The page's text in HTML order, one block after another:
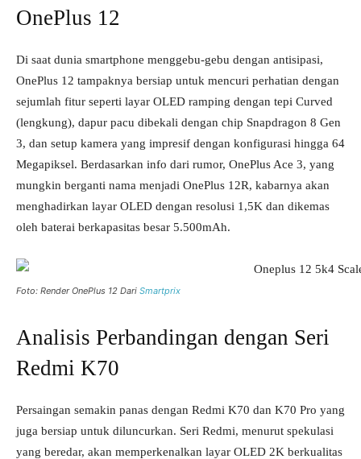
OnePlus 12
Di saat dunia smartphone menggebu-gebu dengan antisipasi,
OnePlus 12 tampaknya bersiap untuk mencuri perhatian dengan
sejumlah fitur seperti layar OLED ramping dengan tepi Curved
(lengkung), dapur pacu dibekali dengan chip Snapdragon 8 Gen
3, dan setup kamera yang impresif dengan konfigurasi hingga 64
Megapiksel. Berdasarkan info dari rumor, OnePlus Ace 3, yang
mungkin berganti nama menjadi OnePlus 12R, kabarnya akan
menghadirkan layar OLED dengan resolusi 1,5K dan dikemas
oleh baterai berkapasitas besar 5.500mAh.
Foto: Render OnePlus 12 Dari Smartprix
Analisis Perbandingan dengan Seri
Redmi K70
Persaingan semakin panas dengan Redmi K70 dan K70 Pro yang
juga bersiap untuk diluncurkan. Seri Redmi, menurut spekulasi
yang beredar, akan memperkenalkan layar OLED 2K berkualitas